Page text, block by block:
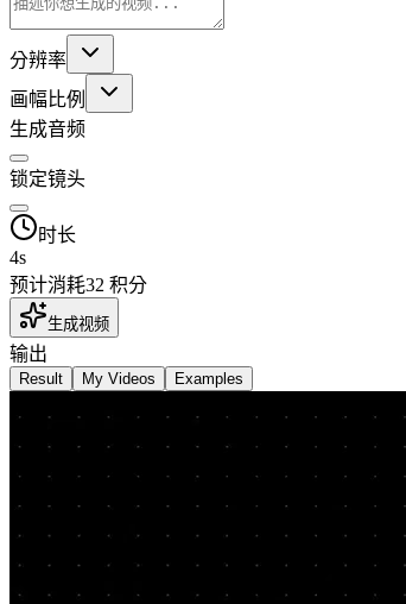
分辨率
画幅比例
生成音频
锁定镜头
时长
4s
预计消耗32 积分
生成视频
输出
Result My Videos Examples